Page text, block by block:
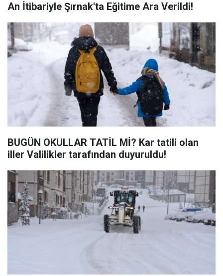
An İtibariyle Şırnak'ta Eğitime Ara Verildi!
BUGÜN OKULLAR TATİL Mİ? Kar tatili olan
iller Valilikler tarafından duyuruldu!